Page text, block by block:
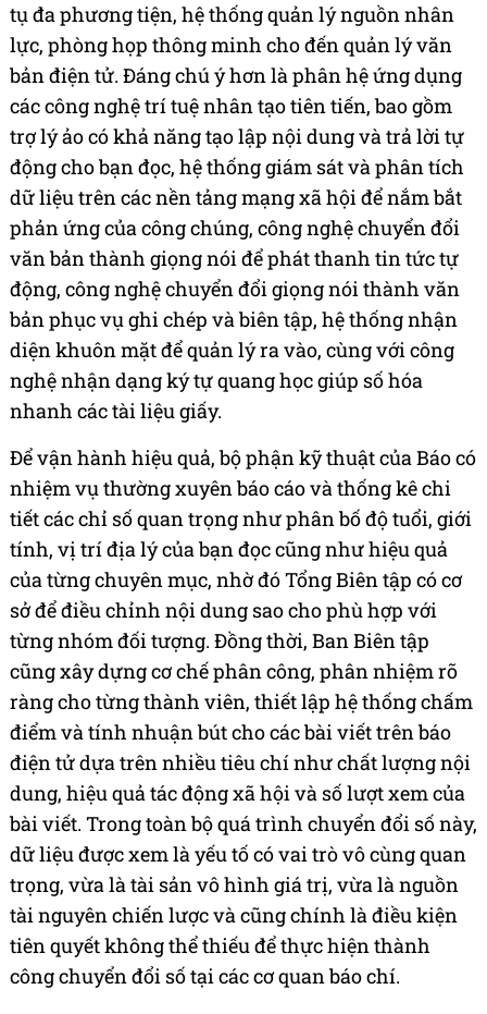
tụ đa phương tiện, hệ thống quản lý nguồn nhân
lực, phòng họp thông minh cho đến quản lý văn
bản điện tử. Đáng chú ý hơn là phân hệ ứng dụng
các công nghệ trí tuệ nhân tạo tiên tiến, bao gồm
trợ lý ảo có khả năng tạo lập nội dung và trả lời tự
động cho bạn đọc, hệ thống giám sát và phân tích
dữ liệu trên các nền tảng mạng xã hội để nắm bắt
phản ứng của công chúng, công nghệ chuyển đổi
văn bản thành giọng nói để phát thanh tin tức tự
động, công nghệ chuyển đổi giọng nói thành văn
bản phục vụ ghi chép và biên tập, hệ thống nhận
diện khuôn mặt để quản lý ra vào, cùng với công
nghệ nhận dạng ký tự quang học giúp số hóa
nhanh các tài liệu giấy.
Để vận hành hiệu quả, bộ phận kỹ thuật của Báo có
nhiệm vụ thường xuyên báo cáo và thống kê chi
tiết các chỉ số quan trọng như phân bố độ tuổi, giới
tính, vị trí địa lý của bạn đọc cũng như hiệu quả
của từng chuyên mục, nhờ đó Tổng Biên tập có cơ
sở để điều chỉnh nội dung sao cho phù hợp với
từng nhóm đối tượng. Đồng thời, Ban Biên tập
cũng xây dựng cơ chế phân công, phân nhiệm rõ
ràng cho từng thành viên, thiết lập hệ thống chấm
điểm và tính nhuận bút cho các bài viết trên báo
điện tử dựa trên nhiều tiêu chí như chất lượng nội
dung, hiệu quả tác động xã hội và số lượt xem của
bài viết. Trong toàn bộ quá trình chuyển đổi số này,
dữ liệu được xem là yếu tố có vai trò vô cùng quan
trọng, vừa là tài sản vô hình giá trị, vừa là nguồn
tài nguyên chiến lược và cũng chính là điều kiện
tiên quyết không thể thiếu để thực hiện thành
công chuyển đổi số tại các cơ quan báo chí.